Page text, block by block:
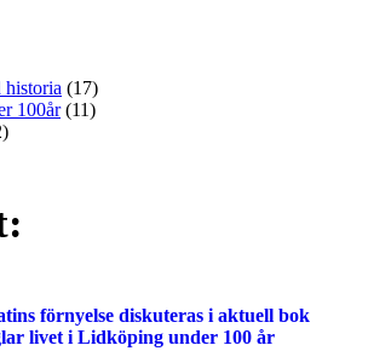
historia (17)
100år(11)
förnyelse diskuteras i aktuell bok
livet i Lidköping under 100 år